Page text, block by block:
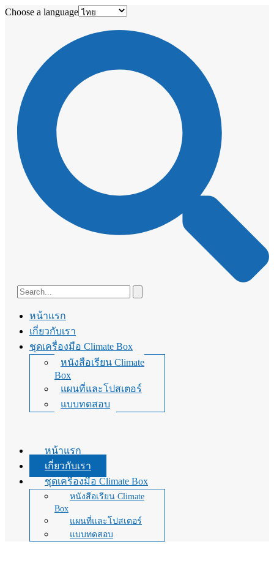
Choose a language
หน้าแรก
เกี่ยวกับเรา
ชุดเครื่องมือ Climate Box
หนังสือเรียน Climate
Box
แผนที่และโปสเตอร์
แบบทดสอบ
หน้าแรก
เกี่ยวกับเรา
ชุดเครื่องมือ Climate Box
หนังสือเรียน Climate
Box
แผนที่และโปสเตอร์
แบบทดสอบ